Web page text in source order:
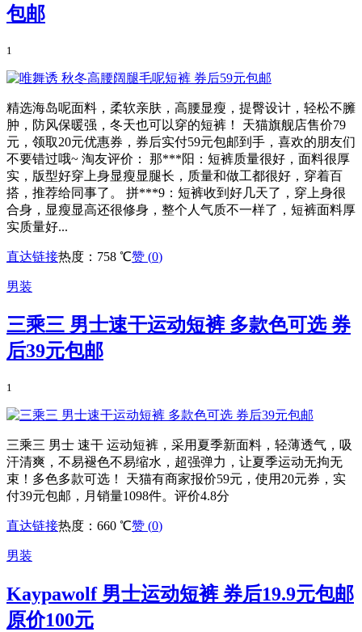
包邮
1
精选海岛呢面料，柔软亲肤，高腰显瘦，提臀设计，轻松不臃
肿，防风保暖强，冬天也可以穿的短裤！ 天猫旗舰店售价79
元，领取20元优惠券，券后实付59元包邮到手，喜欢的朋友们
不要错过哦~ 淘友评价： 那***阳：短裤质量很好，面料很厚
实，版型好穿上身显瘦显腿长，质量和做工都很好，穿着百
搭，推荐给同事了。 拼***9：短裤收到好几天了，穿上身很
合身，显瘦显高还很修身，整个人气质不一样了，短裤面料厚
实质量好...
直达链接热度：758 ℃赞 (0)
男装
三乘三 男士速干运动短裤 多款色可选 券
后39元包邮
1
三乘三 男士 速干 运动短裤，采用夏季新面料，轻薄透气，吸
汗清爽，不易褪色不易缩水，超强弹力，让夏季运动无拘无
束！多色多款可选！ 天猫有商家报价59元，使用20元券，实
付39元包邮，月销量1098件。评价4.8分
直达链接热度：660 ℃赞 (0)
男装
Kaypawolf 男士运动短裤 券后19.9元包邮
原价100元